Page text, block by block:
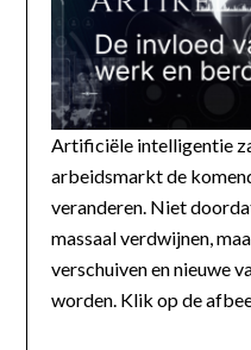
Artificiële intelligentie
arbeidsmarkt de
veranderen. Niet
massaal verdwijnen,
verschuiven en nieuwe
worden. Klik op de